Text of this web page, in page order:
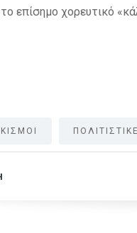
το επίσημο χορευτικό